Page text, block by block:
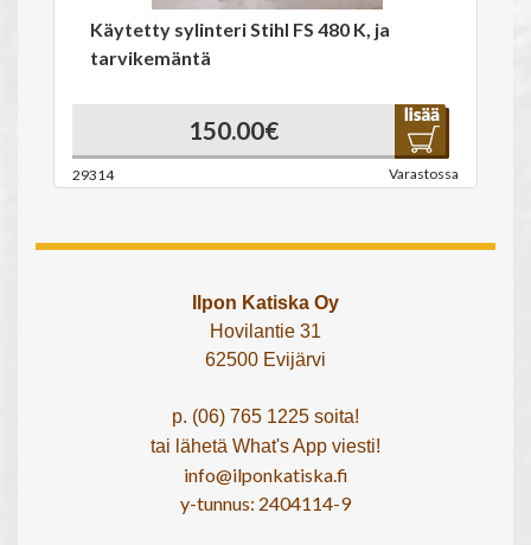
Käytetty sylinteri Stihl FS 480 K, ja
tarvikemäntä
150.00€
29314 Varastossa
Ilpon Katiska Oy
Hovilantie 31
62500 Evijärvi
p. (06) 765 1225 soita!
tai lähetä What's App viesti!
info@ilponkatiska.fi
y-tunnus: 2404114-9